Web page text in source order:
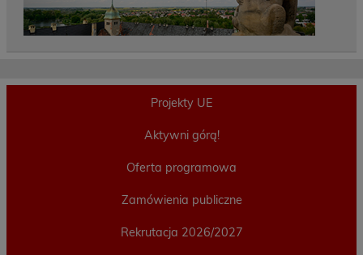
Projekty UE
Aktywni górą!
Oferta programowa
Zamówienia publiczne
Rekrutacja 2026/2027